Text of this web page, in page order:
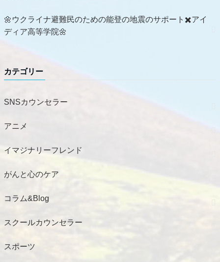
🌼ウクライナ避難民のための能登の地震のサポート✖️アイ
ディア高等学院🌼
カテゴリー
SNSカウンセラー
アニメ
イマジナリーフレンド
がんと心のケア
コラム&Blog
スクールカウンセラー
スポーツ